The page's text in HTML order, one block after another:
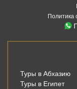
Политика
Туры в Абхазию
Туры в Египет